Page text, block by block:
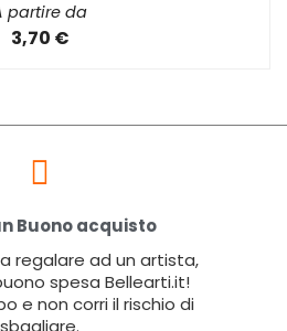
partire da
3,70 €
Buono acquisto
regalare ad un artista,
spesa Bellearti.it!
e non corri il rischio di
sbagliare.